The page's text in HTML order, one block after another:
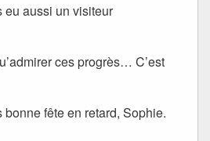
eu aussi un visiteur
ces progrès… C’est
bonne fête en retard, Sophie.